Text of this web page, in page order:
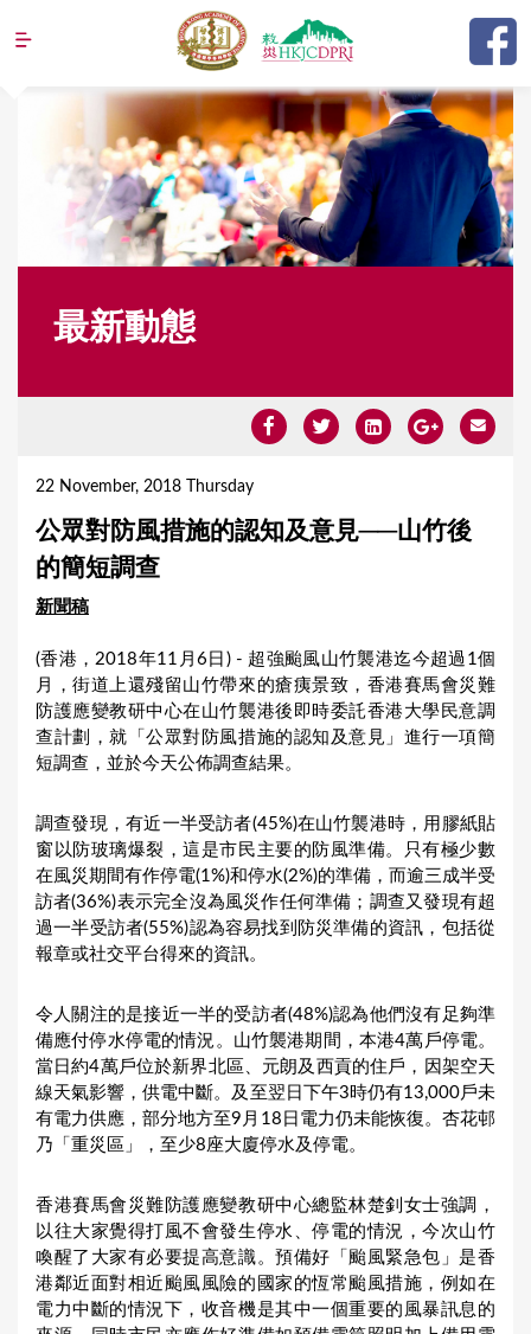
Jump to navigation
最新動態
22 November, 2018 Thursday
公眾對防風措施的認知及意見──山竹後
的簡短調查
新聞稿
(香港，2018年11月6日) - 超強颱風山竹襲港迄今超過1個
月，街道上還殘留山竹帶來的瘡痍景致，香港賽馬會災難
防護應變教研中心在山竹襲港後即時委託香港大學民意調
查計劃，就「公眾對防風措施的認知及意見」進行一項簡
短調查，並於今天公佈調查結果。
調查發現，有近一半受訪者(45%)在山竹襲港時，用膠紙貼
窗以防玻璃爆裂，這是市民主要的防風準備。只有極少數
在風災期間有作停電(1%)和停水(2%)的準備，而逾三成半受
訪者(36%)表示完全沒為風災作任何準備；調查又發現有超
過一半受訪者(55%)認為容易找到防災準備的資訊，包括從
報章或社交平台得來的資訊。
令人關注的是接近一半的受訪者(48%)認為他們沒有足夠準
備應付停水停電的情況。山竹襲港期間，本港4萬戶停電。
當日約4萬戶位於新界北區、元朗及西貢的住戶，因架空天
線天氣影響，供電中斷。及至翌日下午3時仍有13,000戶未
有電力供應，部分地方至9月18日電力仍未能恢復。杏花邨
乃「重災區」，至少8座大廈停水及停電。
香港賽馬會災難防護應變教研中心總監林楚釗女士強調，
以往大家覺得打風不會發生停水、停電的情況，今次山竹
喚醒了大家有必要提高意識。預備好「颱風緊急包」是香
港鄰近面對相近颱風風險的國家的恆常颱風措施，例如在
電力中斷的情況下，收音機是其中一個重要的風暴訊息的